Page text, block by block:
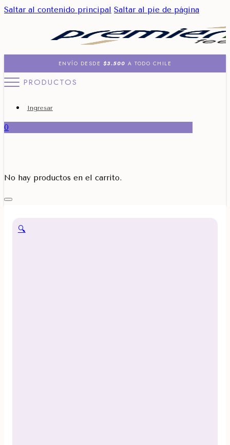
Saltar al contenido principal Saltar al pie de página
ENVÍO DESDE $3.500 A TODO CHILE
PRODUCTOS
Ingresar
0
No hay productos en el carrito.
🔍